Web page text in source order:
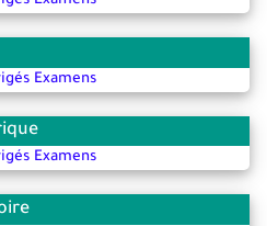
Examens
Examens